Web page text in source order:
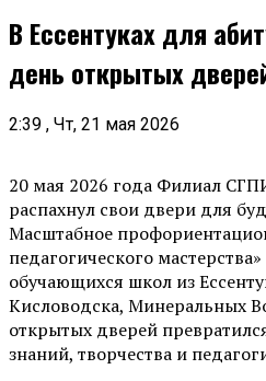
В Ессентуках для
день открытых
2:39 , Чт, 21 мая 2026
20 мая 2026 года Филиал
распахнул свои двери для
Масштабное
педагогического
обучающихся школ из
Кисловодска, Минеральных
открытых дверей
знаний, творчества и